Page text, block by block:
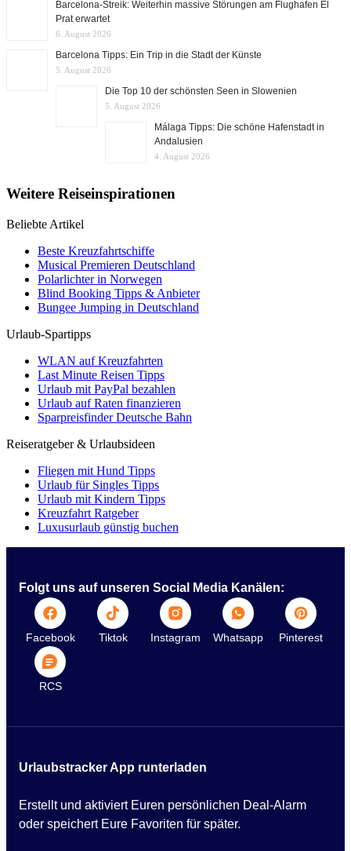
Barcelona-Streik: Weiterhin massive Störungen am Flughafen El
Prat erwartet
6. August 2026
Barcelona Tipps: Ein Trip in die Stadt der Künste
5. August 2026
Die Top 10 der schönsten Seen in Slowenien
5. August 2026
Málaga Tipps: Die schöne Hafenstadt in
Andalusien
4. August 2026
Weitere Reiseinspirationen
Beliebte Artikel
Beste Kreuzfahrtschiffe
Musical Premieren Deutschland
Polarlichter in Norwegen
Blind Booking Tipps & Anbieter
Bungee Jumping in Deutschland
Urlaub-Spartipps
WLAN auf Kreuzfahrten
Last Minute Reisen Tipps
Urlaub mit PayPal bezahlen
Urlaub auf Raten finanzieren
Sparpreisfinder Deutsche Bahn
Reiseratgeber & Urlaubsideen
Fliegen mit Hund Tipps
Urlaub für Singles Tipps
Urlaub mit Kindern Tipps
Kreuzfahrt Ratgeber
Luxusurlaub günstig buchen